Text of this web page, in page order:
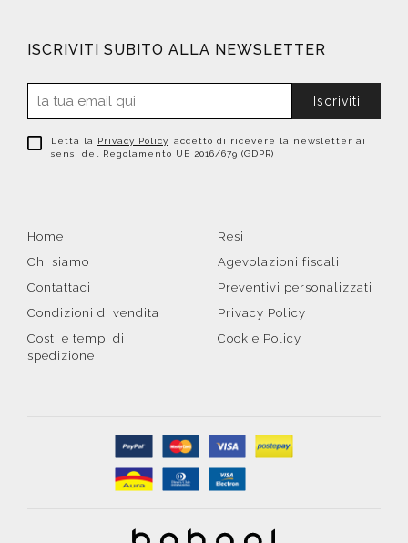
ISCRIVITI SUBITO ALLA NEWSLETTER
Iscriviti
Letta la Privacy Policy , accetto di ricevere la newsletter ai
sensi del Regolamento UE 2016/679 (GDPR)
Home
Chi siamo
Contattaci
Condizioni di vendita
Costi e tempi di
spedizione
Resi
Agevolazioni fiscali
Preventivi personalizzati
Privacy Policy
Cookie Policy